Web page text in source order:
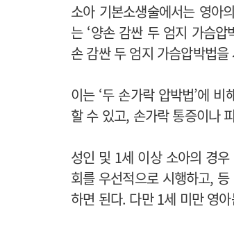
소아 기본소생술에서는 영아
는 ‘양손 감싼 두 엄지 가슴
손 감싼 두 엄지 가슴압박법
이는 ‘두 손가락 압박법’에
할 수 있고, 손가락 통증이나
성인 및 1세 이상 소아의 경
회를 우선적으로 시행하고,
하면 된다. 다만 1세 미만 영